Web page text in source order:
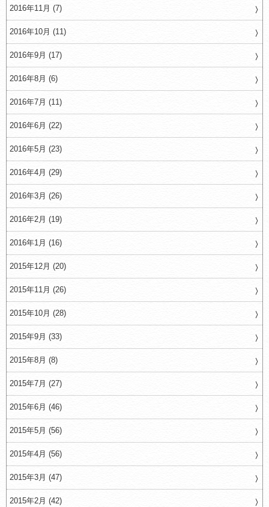
2016年11月 (7)
2016年10月 (11)
2016年9月 (17)
2016年8月 (6)
2016年7月 (11)
2016年6月 (22)
2016年5月 (23)
2016年4月 (29)
2016年3月 (26)
2016年2月 (19)
2016年1月 (16)
2015年12月 (20)
2015年11月 (26)
2015年10月 (28)
2015年9月 (33)
2015年8月 (8)
2015年7月 (27)
2015年6月 (46)
2015年5月 (56)
2015年4月 (56)
2015年3月 (47)
2015年2月 (42)